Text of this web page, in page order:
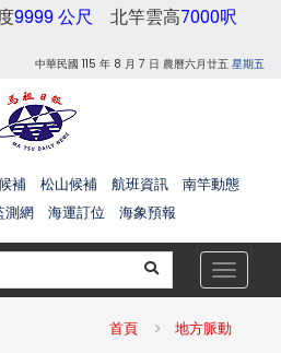
9999 公尺 北竿雲高7000呎
中華民國 115 年 8 月 7 日 農曆六月廿五 星期五
補 松山候補 航班資訊
南竿動態
測網 海運訂位 海象預報
Toggle
首頁 地方脈動